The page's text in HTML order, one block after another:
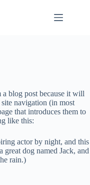
a blog post because it will
navigation (in most
that introduces them to
like this:
actor by night, and this
dog named Jack, and
rain.)